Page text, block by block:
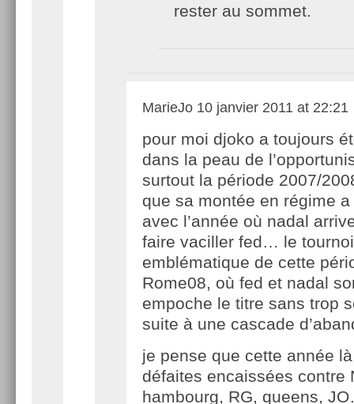
rester au sommet.
MarieJo 10 janvier 2011 at 22:21
pour moi djoko a toujours
dans la peau de
surtout la période 2007/
que sa montée en régime
avec l’année où nadal
faire vaciller fed… le tournoi
emblématique de cette
Rome08, où fed et nadal
empoche le titre sans trop
suite à une cascade
je pense que cette année
défaites encaissées contre
hambourg, RG, queens,